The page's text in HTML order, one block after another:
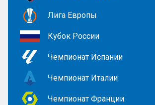
Лига Европы
Кубок России
Чемпионат Испании
Чемпионат Италии
Чемпионат Франции